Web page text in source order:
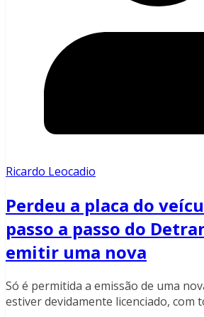
Ricardo Leocadio
Perdeu a placa do
passo a passo do
emitir uma nova
Só é permitida a emissão de uma
estiver devidamente licenciado, com